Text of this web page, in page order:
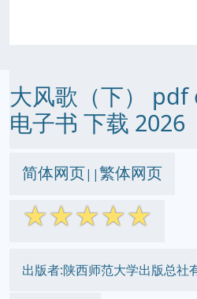
大风歌（下）
电子书 下载 2026
简体网页||繁体网页
☆☆☆☆☆
出版者:陕西师范大学出版总社